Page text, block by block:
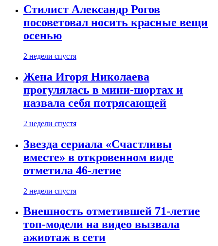
Стилист Александр Рогов
посоветовал носить красные вещи
осенью
2 недели спустя
Жена Игоря Николаева
прогулялась в мини-шортах и
назвала себя потрясающей
2 недели спустя
Звезда сериала «Счастливы
вместе» в откровенном виде
отметила 46-летие
2 недели спустя
Внешность отметившей 71-летие
топ-модели на видео вызвала
ажиотаж в сети